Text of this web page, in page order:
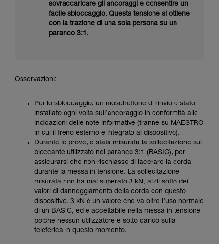
sovraccaricare gli ancoraggi e consentire un
facile sbloccaggio. Questa tensione si ottiene
con la trazione di una sola persona su un
paranco 3:1.
Osservazioni:
Per lo sbloccaggio, un moschettone di rinvio è stato
installato ogni volta sull’ancoraggio in conformità alle
indicazioni delle note informative (tranne su MAESTRO
in cui il freno esterno è integrato al dispositivo).
Durante le prove, è stata misurata la sollecitazione sul
bloccante utilizzato nel paranco 3:1 (BASIC), per
assicurarsi che non rischiasse di lacerare la corda
durante la messa in tensione. La sollecitazione
misurata non ha mai superato 3 kN, al di sotto dei
valori di danneggiamento della corda con questo
dispositivo. 3 kN è un valore che va oltre l’uso normale
di un BASIC, ed è accettabile nella messa in tensione
poiché nessun utilizzatore è sotto carico sulla
teleferica in questo momento.